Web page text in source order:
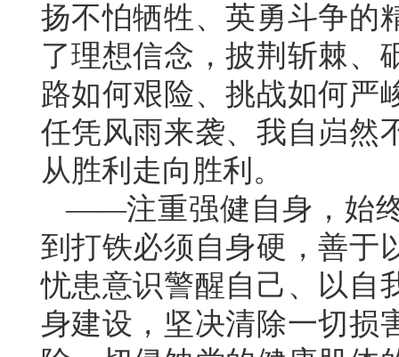
扬不怕牺牲、英勇斗争的
了理想信念，披荆斩棘、
路如何艰险、挑战如何严
任凭风雨来袭、我自岿然
从胜利走向胜利。
——注重强健自身，始
到打铁必须自身硬，善于
忧患意识警醒自己、以自
身建设，坚决清除一切损